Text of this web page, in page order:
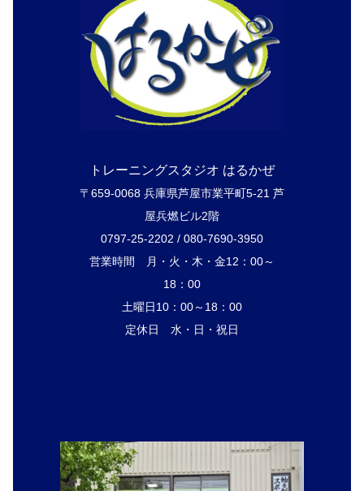
トレーニングスタジオ はるかぜ
〒659-0068 兵庫県芦屋市業平町5-21 芦
屋兵燃ビル2階
0797-25-2202 / 080-7690-3950
営業時間 月・火・木・金12：00～
18：00
土曜日10：00～18：00
定休日 水・日・祝日